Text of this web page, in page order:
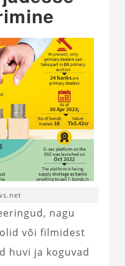
nagu
või filmidest
huvi ja koguvad